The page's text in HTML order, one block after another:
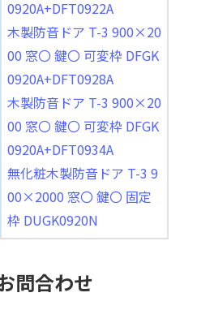
0920A+DFT0922A
木製防音ドア T-3 900×20
00 窓〇 鍵〇 可変枠 DFGK
0920A+DFT0928A
木製防音ドア T-3 900×20
00 窓〇 鍵〇 可変枠 DFGK
0920A+DFT0934A
無化粧木製防音ドア T-3 9
00×2000 窓〇 鍵〇 固定
枠 DUGK0920N
問合わせ